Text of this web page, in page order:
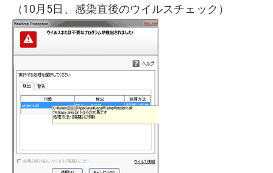
（10月5日、感染直後のウイルスチェック）